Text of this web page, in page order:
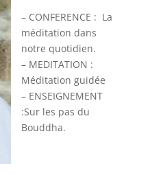
– CONFERENCE : La
méditation dans
notre quotidien.
– MEDITATION :
Méditation guidée
– ENSEIGNEMENT
:Sur les pas du
Bouddha.